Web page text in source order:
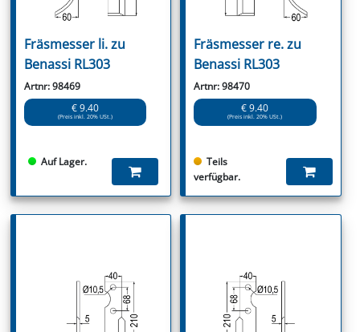
Fräsmesser li. zu
Benassi RL303
Artnr: 98469
€ 9.40
(Preis inkl. 20% USt.)
Auf Lager.
Fräsmesser re. zu
Benassi RL303
Artnr: 98470
€ 9.40
(Preis inkl. 20% USt.)
Teils
verfügbar.